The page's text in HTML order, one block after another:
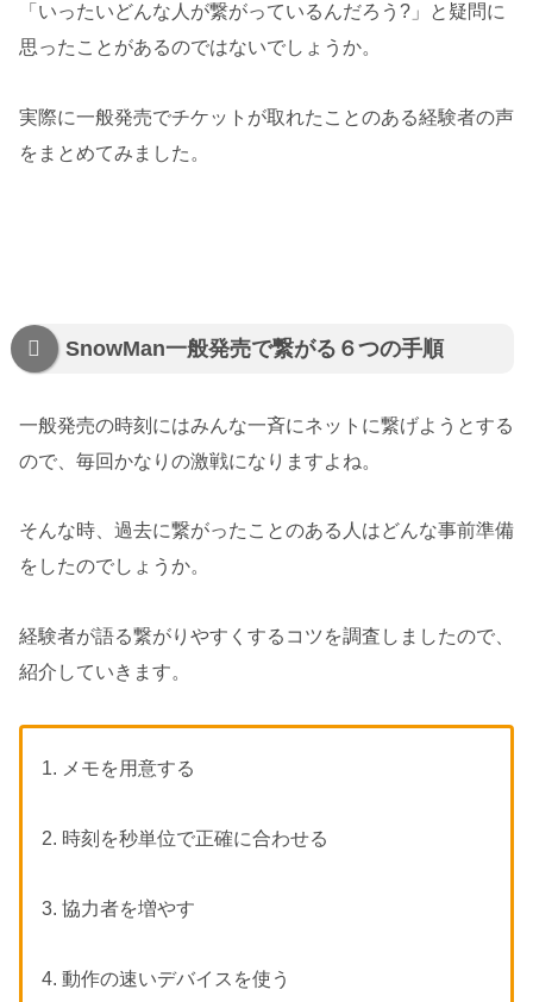
「いったいどんな人が繋がっているんだろう?」と疑問に
思ったことがあるのではないでしょうか。
実際に一般発売でチケットが取れたことのある経験者の声
をまとめてみました。
SnowMan一般発売で繋がる６つの手順
一般発売の時刻にはみんな一斉にネットに繋げようとする
ので、毎回かなりの激戦になりますよね。
そんな時、過去に繋がったことのある人はどんな事前準備
をしたのでしょうか。
経験者が語る繋がりやすくするコツを調査しましたので、
紹介していきます。
1. メモを用意する
2. 時刻を秒単位で正確に合わせる
3. 協力者を増やす
4. 動作の速いデバイスを使う